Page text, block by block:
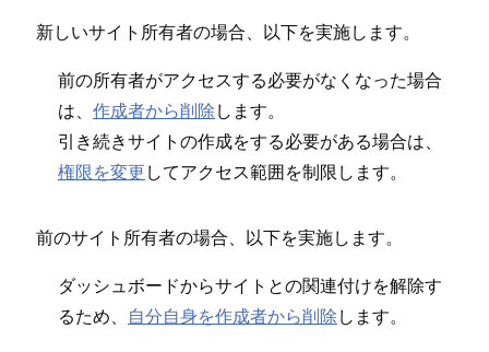
新しいサイト所有者の場合⁠、以下を実施します⁠。
前の所有者がアクセスする必要がなくな⁠った場合
は⁠、 作成者から削除 します⁠。
引き続きサイトの作成をする必要がある場合は⁠、
権限を変更 してアクセス範囲を制限します⁠。
前のサイト所有者の場合⁠、以下を実施します⁠。
ダ⁠ッシ⁠ュボ⁠ードからサイトとの関連付けを解除す
るため⁠、 自分自身を作成者から削除 します⁠。